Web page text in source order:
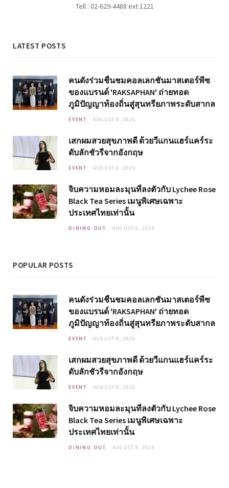
Tell : 02-629-4488 ext 1221
LATEST POSTS
คนดังร่วมชื่นชมคอลเลกชันมาสเตอร์พีซ
ของแบรนด์ 'RAKSAPHAN' ถ่ายทอด
ภูมิปัญญาท้องถิ่นสู่สุนทรียภาพระดับสากล
EVENT AUGUST 8, 2026
เสกผมสวยสุขภาพดี ด้วยวีแกนแฮร์แคร์ระ
ดับลักชัวรีจากอังกฤษ
EVENT AUGUST 8, 2026
จิบความหอมละมุนที่ลงตัวกับ Lychee Rose
Black Tea Series เมนูพิเศษเฉพาะ
ประเทศไทยเท่านั้น
DINING OUT AUGUST 8, 2026
POPULAR POSTS
คนดังร่วมชื่นชมคอลเลกชันมาสเตอร์พีซ
ของแบรนด์ 'RAKSAPHAN' ถ่ายทอด
ภูมิปัญญาท้องถิ่นสู่สุนทรียภาพระดับสากล
EVENT AUGUST 8, 2026
เสกผมสวยสุขภาพดี ด้วยวีแกนแฮร์แคร์ระ
ดับลักชัวรีจากอังกฤษ
EVENT AUGUST 8, 2026
จิบความหอมละมุนที่ลงตัวกับ Lychee Rose
Black Tea Series เมนูพิเศษเฉพาะ
ประเทศไทยเท่านั้น
DINING OUT AUGUST 8, 2026